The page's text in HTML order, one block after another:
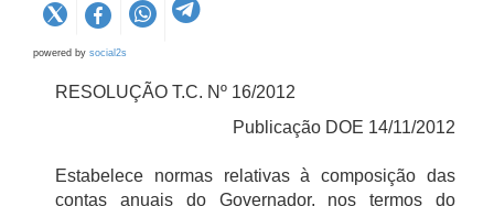
powered by social2s
RESOLUÇÃO T.C. Nº 16/2012
Publicação DOE 14/11/2012
Estabelece normas relativas à composição das
contas anuais do Governador, nos termos do